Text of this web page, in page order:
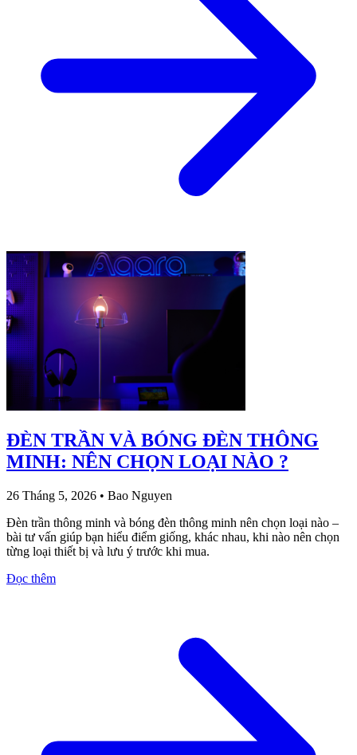
ĐÈN TRẦN VÀ BÓNG ĐÈN THÔNG
MINH: NÊN CHỌN LOẠI NÀO ?
26 Tháng 5, 2026 • Bao Nguyen
Đèn trần thông minh và bóng đèn thông minh nên chọn loại nào –
bài tư vấn giúp bạn hiểu điểm giống, khác nhau, khi nào nên chọn
từng loại thiết bị và lưu ý trước khi mua.
Đọc thêm